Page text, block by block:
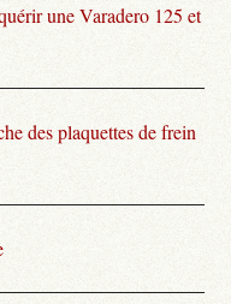
une Varadero 125 et
des plaquettes de frein